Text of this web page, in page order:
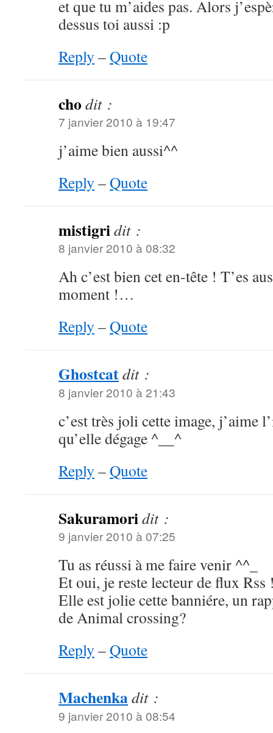
et que tu m’aides pas. Alors
dessus toi aussi :p
Reply –Quote
cho dit :
7 janvier 2010 à 19:47
j’aime bien aussi^^
Reply –Quote
mistigridit :
8 janvier 2010 à 08:32
Ah c’est bien cet en-tête ! T’es
moment !…
Reply –Quote
Ghostcatdit :
8 janvier 2010 à 21:43
c’est très joli cette image, j’aime
qu’elle dégage ^__^
Reply –Quote
Sakuramoridit :
9 janvier 2010 à 07:25
Tu as réussi à me faire venir ^^_
Et oui, je reste lecteur de flux Rss
Elle est jolie cette banniére, un
de Animal crossing?
Reply –Quote
Machenkadit :
9 janvier 2010 à 08:54